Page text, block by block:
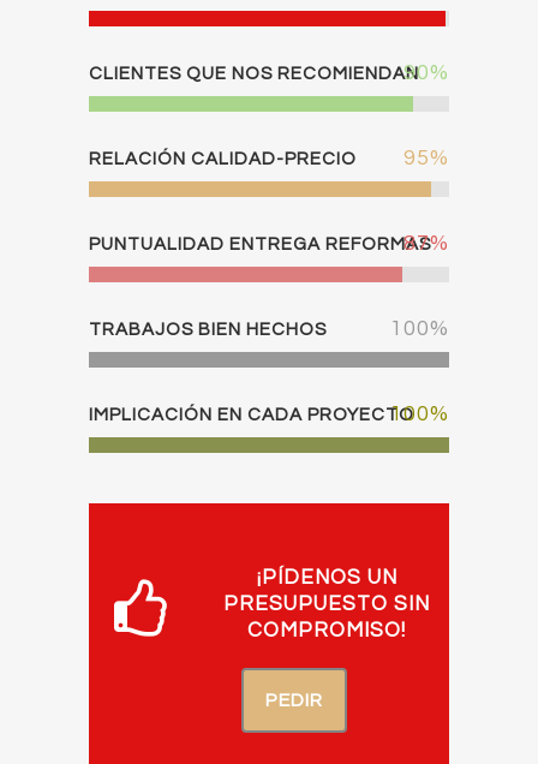
CLIENTES QUE NOS RECOMIENDAN
90%
RELACIÓN CALIDAD-PRECIO 95%
PUNTUALIDAD ENTREGA REFORMAS
87%
TRABAJOS BIEN HECHOS 100%
IMPLICACIÓN EN CADA PROYECTO
100%
¡PÍDENOS UN
PRESUPUESTO SIN
COMPROMISO!
PEDIR